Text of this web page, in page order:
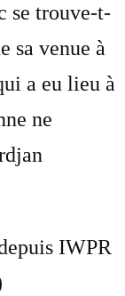
se trouve-t-
sa venue à
a eu lieu à
ne
IWPR